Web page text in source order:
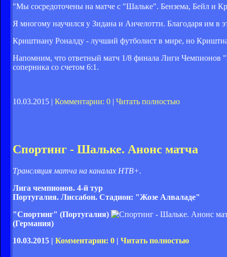
"Мы сосредоточены на матче с "Шальке". Бензема, Бейл и
Я многому научился у Зидана и Анчелотти. Благодаря им в
Криштиану Роналду - лучший футболист в мире, но
Напомним, что ответный матч 1/8 финала Лиги Чемпионов
соперника со счетом 6:1.
10.03.2015 | Комментарии: 0 | Читать полностью
Спортинг - Шальке. Анонс матча
Трансляция матча на каналах НТВ+.
Лига чемпионов. 4-й тур
Португалия. Лиссабон. Стадион: "Жозе Алваладе"
"Спортинг" (Португалия)
(Германия)
10.03.2015 | Комментарии: 0 | Читать полностью